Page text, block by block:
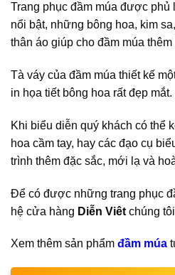
Trang phục đầm múa được phủ
nổi bật, những bông hoa, kim
thân áo giúp cho đầm múa thêm
Tà váy của đầm múa thiết kế
in họa tiết bông hoa rất đẹp mắt.
Khi biểu diễn quý khách có thể
hoa cầm tay, hay các đạo cụ
trình thêm đặc sắc, mới lạ và
Để có được những trang phục
hệ cửa hàng Diễn Viêt chúng
Xem thêm sản phẩm đầm múa